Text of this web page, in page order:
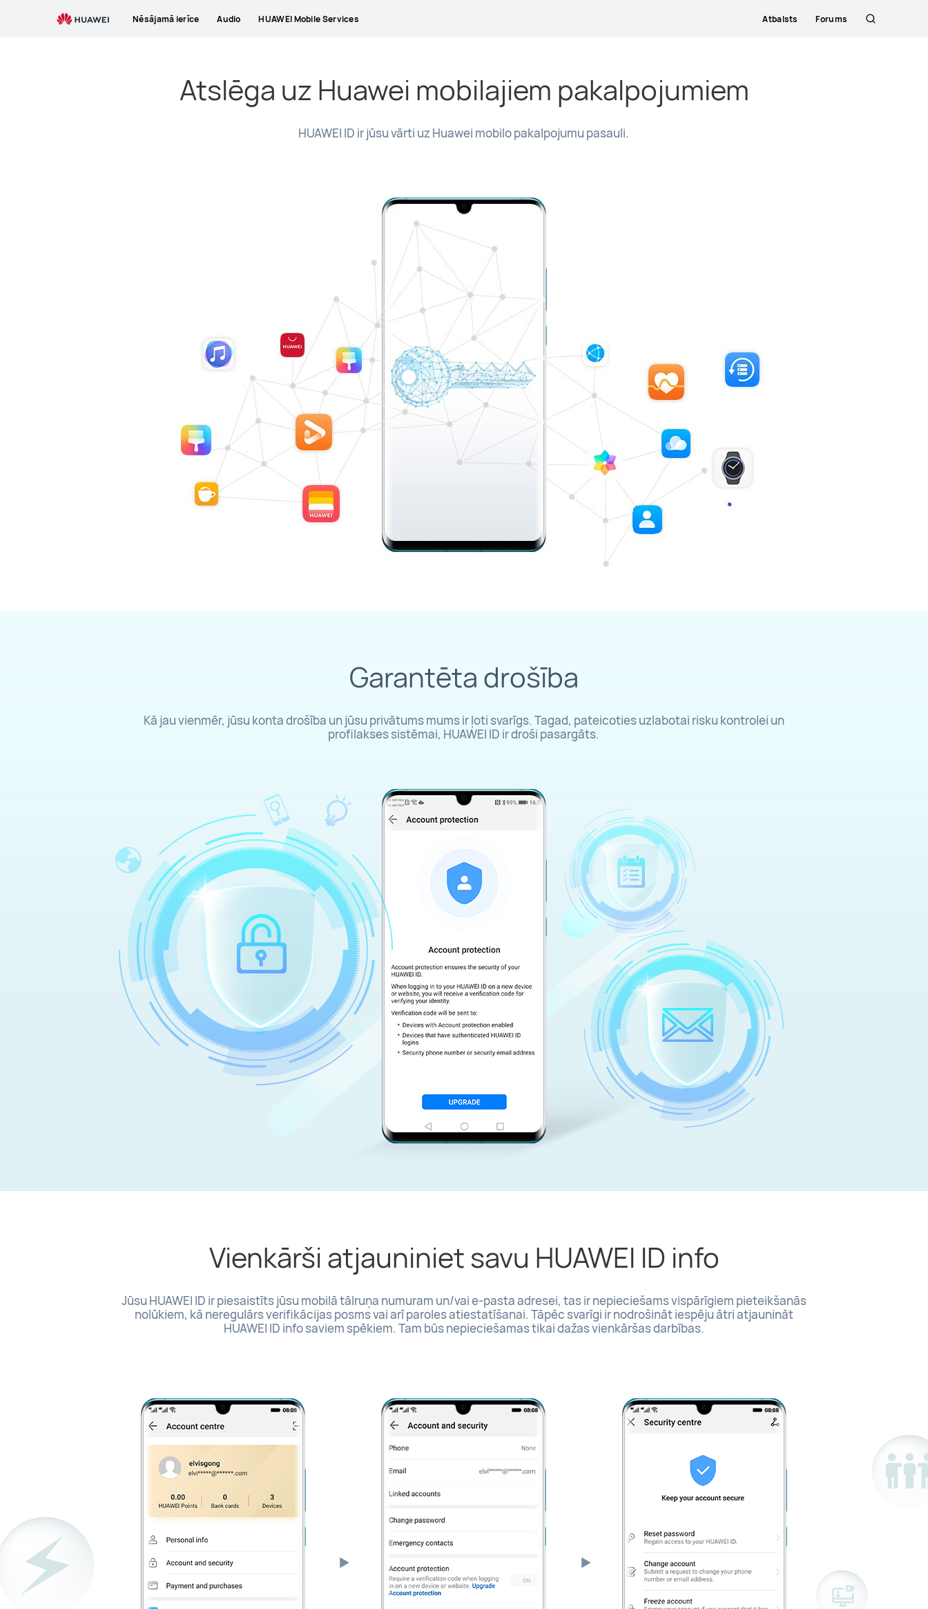
Nēsājamā ierīce Audio HUAWEI Mobile Services Atbalsts Forums
Atslēga uz Huawei mobilajiem pakalpojumiem
HUAWEI ID ir jūsu vārti uz Huawei mobilo pakalpojumu pasauli.
Garantēta drošība
Kā jau vienmēr, jūsu konta drošība un jūsu privātums mums ir ļoti svarīgs. Tagad, pateicoties uzlabotai risku kontrolei un
profilakses sistēmai, HUAWEI ID ir droši pasargāts.
Vienkārši atjauniniet savu HUAWEI ID info
Jūsu HUAWEI ID ir piesaistīts jūsu mobilā tālruņa numuram un/vai e-pasta adresei, tas ir nepieciešams vispārīgiem pieteikšanās
nolūkiem, kā neregulārs verifikācijas posms vai arī paroles atiestatīšanai. Tāpēc svarīgi ir nodrošināt iespēju ātri atjaunināt
HUAWEI ID info saviem spēkiem. Tam būs nepieciešamas tikai dažas vienkāršas darbības.